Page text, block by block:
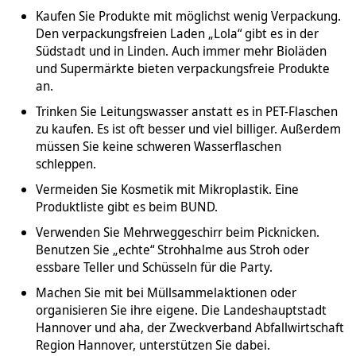
Kaufen Sie Produkte mit möglichst wenig Verpackung.
Den verpackungsfreien Laden „Lola“ gibt es in der
Südstadt und in Linden. Auch immer mehr Bioläden
und Supermärkte bieten verpackungsfreie Produkte
an.
Trinken Sie Leitungswasser anstatt es in PET-Flaschen
zu kaufen. Es ist oft besser und viel billiger. Außerdem
müssen Sie keine schweren Wasserflaschen
schleppen.
Vermeiden Sie Kosmetik mit Mikroplastik. Eine
Produktliste gibt es beim BUND.
Verwenden Sie Mehrweggeschirr beim Picknicken.
Benutzen Sie „echte“ Strohhalme aus Stroh oder
essbare Teller und Schüsseln für die Party.
Machen Sie mit bei Müllsammelaktionen oder
organisieren Sie ihre eigene. Die Landeshauptstadt
Hannover und aha, der Zweckverband Abfallwirtschaft
Region Hannover, unterstützen Sie dabei.